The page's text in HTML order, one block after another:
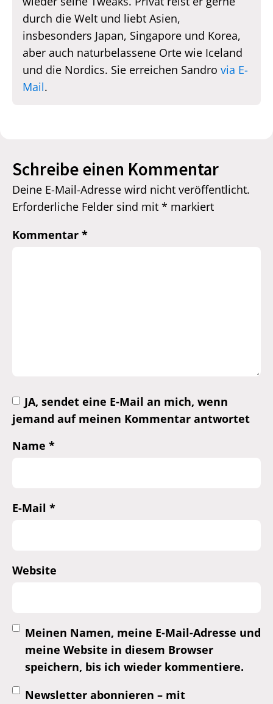
durch die Welt und liebt Asien,
insbesonders Japan, Singapore und Korea,
aber auch naturbelassene Orte wie Iceland
und die Nordics. Sie erreichen Sandro via E-
Mail.
Schreibe einen Kommentar
Deine E-Mail-Adresse wird nicht veröffentlicht.
Erforderliche Felder sind mit * markiert
Kommentar *
JA, sendet eine E-Mail an mich, wenn
jemand auf meinen Kommentar antwortet
Name *
E-Mail *
Website
Meinen Namen, meine E-Mail-Adresse und
meine Website in diesem Browser
speichern, bis ich wieder kommentiere.
Newsletter abonnieren – mit